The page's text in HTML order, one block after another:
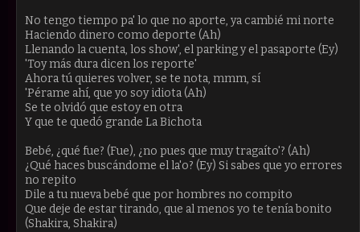
No tengo tiempo pa' lo que no aporte, ya cambié mi norte
Haciendo dinero como deporte (Ah)
Llenando la cuenta, los show', el parking y el pasaporte (Ey)
'Toy más dura dicen los reporte'
Ahora tú quieres volver, se te nota, mmm, sí
'Pérame ahí, que yo soy idiota (Ah)
Se te olvidó que estoy en otra
Y que te quedó grande La Bichota
Bebé, ¿qué fue? (Fue), ¿no pues que muy tragaíto'? (Ah)
¿Qué haces buscándome el la'o? (Ey) Si sabes que yo errores
no repito
Dile a tu nueva bebé que por hombres no compito
Que deje de estar tirando, que al menos yo te tenía bonito
(Shakira, Shakira)